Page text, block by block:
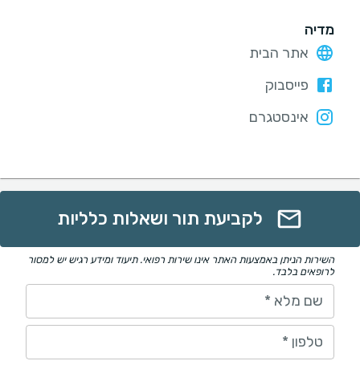
מדיה
אתר הבית
פייסבוק
אינסטגרם
לקביעת תור ושאלות כלליות
השירות הניתן באמצעות האתר אינו שירות רפואי. תיעוד ומידע רגיש יש למסור
לרופאים בלבד.
שם מלא *
טלפון *